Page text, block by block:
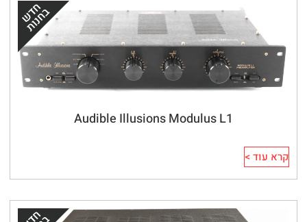
Audible Illusions Modulus L1
קרא עוד >